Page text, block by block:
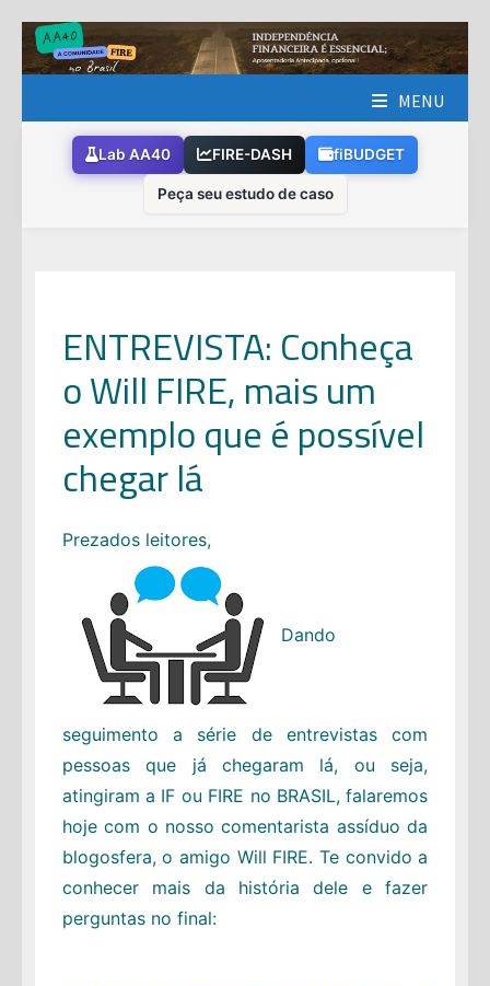
Skip
to
MENU
Lab AA40 FIRE-DASH fiBUDGET
Peça seu estudo de caso
ENTREVISTA: Conheça
o Will FIRE, mais um
exemplo que é possível
chegar lá
Prezados leitores,
Dando
seguimento a série de entrevistas com
pessoas que já chegaram lá, ou seja,
atingiram a IF ou FIRE no BRASIL, falaremos
hoje com o nosso comentarista assíduo da
blogosfera, o amigo Will FIRE. Te convido a
conhecer mais da história dele e fazer
perguntas no final: